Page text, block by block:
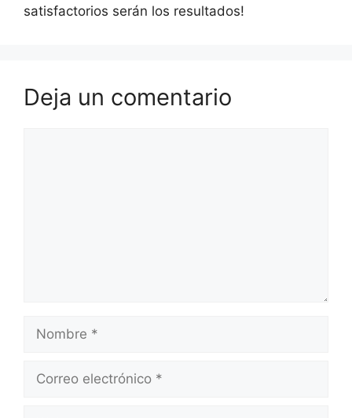
satisfactorios serán los resultados!
Deja un comentario
electrónico